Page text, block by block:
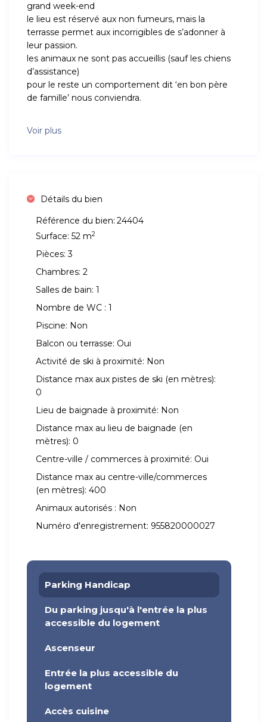
grand week-end
le lieu est réservé aux non fumeurs, mais la
terrasse permet aux incorrigibles de s’adonner à
leur passion.
les animaux ne sont pas accueillis (sauf les chiens
d’assistance)
pour le reste un comportement dit ‘en bon père
de famille’ nous conviendra.
Voir plus
Détails du bien
Référence du bien: 24404
Surface: 52 m2
Pièces: 3
Chambres: 2
Salles de bain: 1
Nombre de WC : 1
Piscine: Non
Balcon ou terrasse: Oui
Activité de ski à proximité: Non
Distance max aux pistes de ski (en mètres):
0
Lieu de baignade à proximité: Non
Distance max au lieu de baignade (en
mètres): 0
Centre-ville / commerces à proximité: Oui
Distance max au centre-ville/commerces
(en mètres): 400
Animaux autorisés : Non
Numéro d'enregistrement: 955820000027
Parking Handicap
Du parking jusqu'à l'entrée la plus
accessible du logement
Ascenseur
Entrée la plus accessible du
logement
Accès cuisine